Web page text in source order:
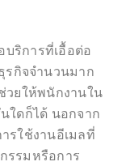
บริการที่เอื้อต่อ
รกิจจำนวนมาก
วยให้พนักงานใน
ใดก็ได้ นอกจาก
รใช้งานอีเมลที่
รรมหรือการ